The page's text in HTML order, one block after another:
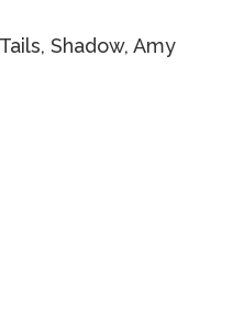
Shadow, Amy